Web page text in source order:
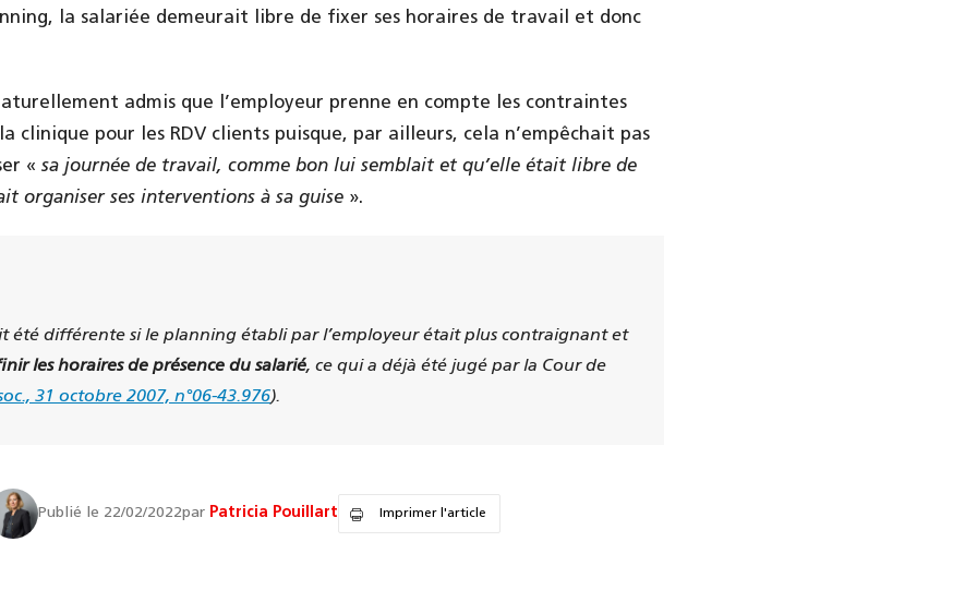
la salariée demeurait libre de fixer ses horaires de travail et donc
admis que l’employeur prenne en compte les contraintes
clinique pour les RDV clients puisque, par ailleurs, cela n’empêchait pas
« sa journée de travail, comme bon lui semblait et qu’elle était libre de
organiser ses interventions à sa guise ».
été différente si le planning établi par l’employeur était plus contraignant et
les horaires de présence du salarié, ce qui a déjà été jugé par la Cour de
31 octobre 2007, n°06-43.976).
Publié le 22/02/2022par Patricia Pouillart Imprimer l'article